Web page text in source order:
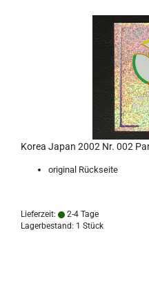
Korea Japan 2002 Nr. 002
original Rückseite
Lieferzeit:
2-4 Tage
Lagerbestand: 1 Stück